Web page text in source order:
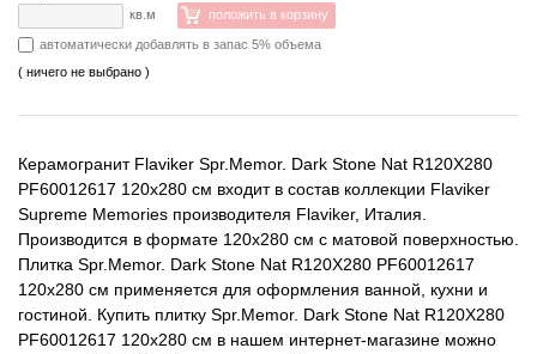
кв.м
положить в корзину
автоматически добавлять в запас 5% объема
( ничего не выбрано )
Керамогранит Flaviker Spr.Memor. Dark Stone Nat R120X280
PF60012617 120x280 см входит в состав коллекции Flaviker
Supreme Memories производителя Flaviker, Италия.
Производится в формате 120x280 см с матовой поверхностью.
Плитка Spr.Memor. Dark Stone Nat R120X280 PF60012617
120x280 см применяется для оформления ванной, кухни и
гостиной. Купить плитку Spr.Memor. Dark Stone Nat R120X280
PF60012617 120x280 см в нашем интернет-магазине можно